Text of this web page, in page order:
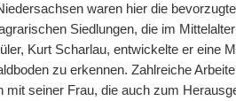
waren hier die
Siedlungen, die im
Kurt Scharlau, entwickelte er eine
zu erkennen. Zahlreiche
mit seiner Frau, die auch zum